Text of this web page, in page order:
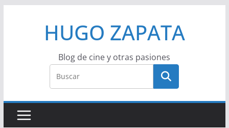
HUGO ZAPATA
Blog de cine y otras pasiones